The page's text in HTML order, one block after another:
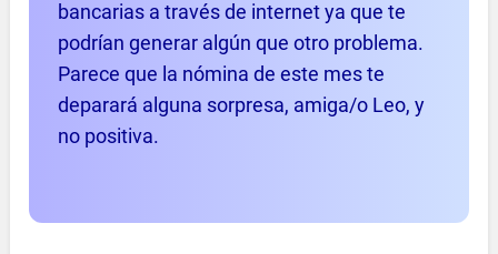
bancarias a través de internet ya que te
podrían generar algún que otro problema.
Parece que la nómina de este mes te
deparará alguna sorpresa, amiga/o Leo, y
no positiva.